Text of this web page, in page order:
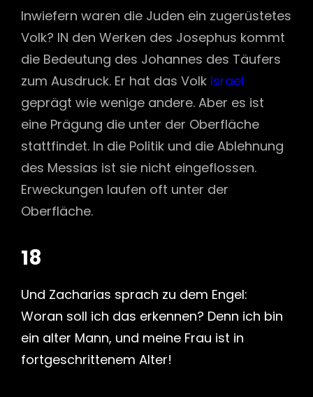
Inwiefern waren die Juden ein zugerüstetes
Volk? IN den Werken des Josephus kommt
die Bedeutung des Johannes des Täufers
zum Ausdruck. Er hat das Volk Israel
geprägt wie wenige andere. Aber es ist
eine Prägung die unter der Oberfläche
stattfindet. In die Politik und die Ablehnung
des Messias ist sie nicht eingeflossen.
Erweckungen laufen oft unter der
Oberfläche.
18
Und Zacharias sprach zu dem Engel:
Woran soll ich das erkennen? Denn ich bin
ein alter Mann, und meine Frau ist in
fortgeschrittenem Alter!